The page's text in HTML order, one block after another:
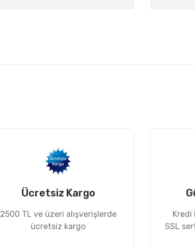
Ücretsiz Kargo
2500 TL ve üzeri alışverişlerde
ücretsiz kargo
Kredi
SSL